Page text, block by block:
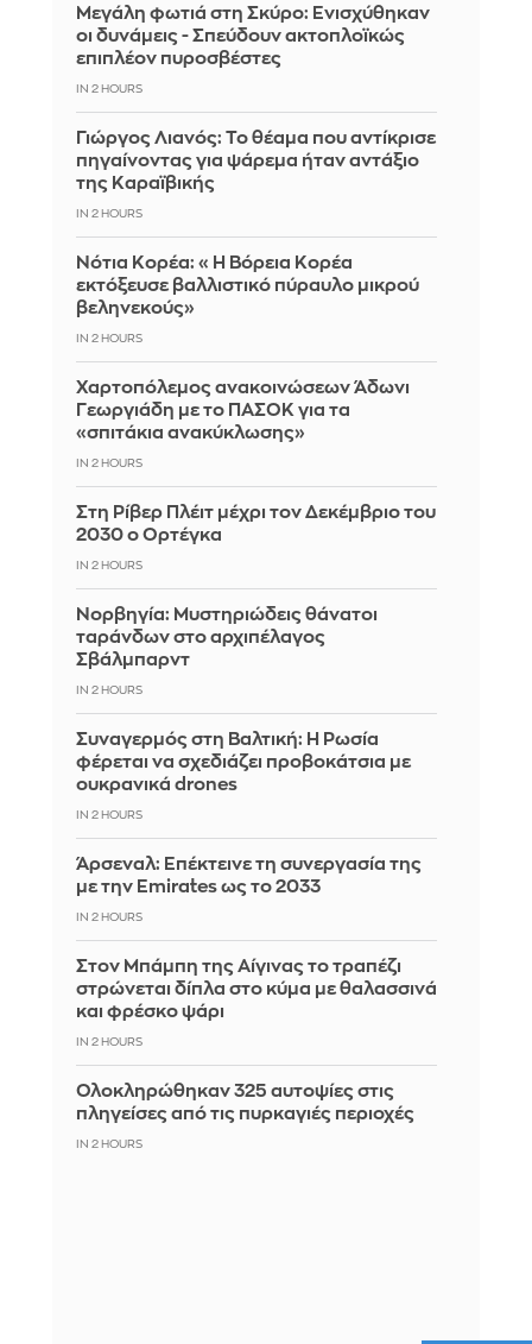
Μεγάλη φωτιά στη Σκύρο: Ενισχύθηκαν
οι δυνάμεις - Σπεύδουν ακτοπλοϊκώς
επιπλέον πυροσβέστες
IN 2 HOURS
Γιώργος Λιανός: Το θέαμα που αντίκρισε
πηγαίνοντας για ψάρεμα ήταν αντάξιο
της Καραϊβικής
IN 2 HOURS
Νότια Κορέα: «Η Βόρεια Κορέα
εκτόξευσε βαλλιστικό πύραυλο μικρού
βεληνεκούς»
IN 2 HOURS
Χαρτοπόλεμος ανακοινώσεων Άδωνι
Γεωργιάδη με το ΠΑΣΟΚ για τα
«σπιτάκια ανακύκλωσης»
IN 2 HOURS
Στη Ρίβερ Πλέιτ μέχρι τον Δεκέμβριο του
2030 ο Ορτέγκα
IN 2 HOURS
Νορβηγία: Μυστηριώδεις θάνατοι
ταράνδων στο αρχιπέλαγος
Σβάλμπαρντ
IN 2 HOURS
Συναγερμός στη Βαλτική: Η Ρωσία
φέρεται να σχεδιάζει προβοκάτσια με
ουκρανικά drones
IN 2 HOURS
Άρσεναλ: Επέκτεινε τη συνεργασία της
με την Emirates ως το 2033
IN 2 HOURS
Στον Μπάμπη της Αίγινας το τραπέζι
στρώνεται δίπλα στο κύμα με θαλασσινά
και φρέσκο ψάρι
IN 2 HOURS
Ολοκληρώθηκαν 325 αυτοψίες στις
πληγείσες από τις πυρκαγιές περιοχές
IN 2 HOURS